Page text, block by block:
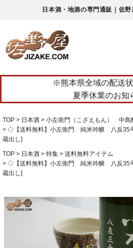
日本酒・地酒の専門通販｜佐
※熊本県全域の配送状
夏季休業のお知
TOP 日本酒
小左衛門（こざえもん） 中島
◇【送料無料】小左衛門 純米吟醸 八反
蔵出し]
TOP 日本酒 特集
送料無料アイテム
◇【送料無料】小左衛門 純米吟醸 八反
蔵出し]